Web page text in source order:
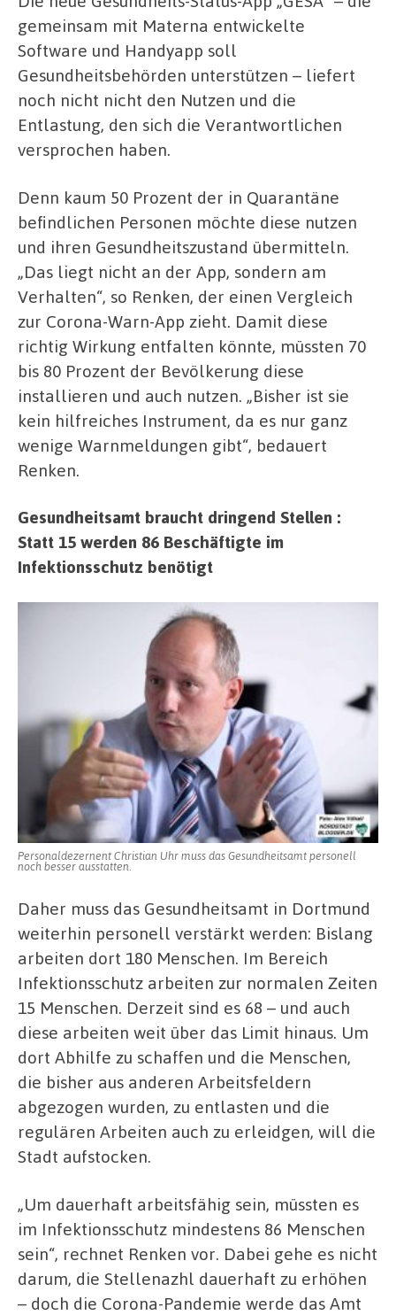
gemeinsam mit Materna entwickelte
Software und Handyapp soll
Gesundheitsbehörden unterstützen – liefert
noch nicht nicht den Nutzen und die
Entlastung, den sich die Verantwortlichen
versprochen haben.
Denn kaum 50 Prozent der in Quarantäne
befindlichen Personen möchte diese nutzen
und ihren Gesundheitszustand übermitteln.
„Das liegt nicht an der App, sondern am
Verhalten“, so Renken, der einen Vergleich
zur Corona-Warn-App zieht. Damit diese
richtig Wirkung entfalten könnte, müssten 70
bis 80 Prozent der Bevölkerung diese
installieren und auch nutzen. „Bisher ist sie
kein hilfreiches Instrument, da es nur ganz
wenige Warnmeldungen gibt“, bedauert
Renken.
Gesundheitsamt braucht dringend Stellen :
Statt 15 werden 86 Beschäftigte im
Infektionsschutz benötigt
Personaldezernent Christian Uhr muss das Gesundheitsamt personell
noch besser ausstatten.
Daher muss das Gesundheitsamt in Dortmund
weiterhin personell verstärkt werden: Bislang
arbeiten dort 180 Menschen. Im Bereich
Infektionsschutz arbeiten zur normalen Zeiten
15 Menschen. Derzeit sind es 68 – und auch
diese arbeiten weit über das Limit hinaus. Um
dort Abhilfe zu schaffen und die Menschen,
die bisher aus anderen Arbeitsfeldern
abgezogen wurden, zu entlasten und die
regulären Arbeiten auch zu erleidgen, will die
Stadt aufstocken.
„Um dauerhaft arbeitsfähig sein, müssten es
im Infektionsschutz mindestens 86 Menschen
sein“, rechnet Renken vor. Dabei gehe es nicht
darum, die Stellenazhl dauerhaft zu erhöhen
– doch die Corona-Pandemie werde das Amt